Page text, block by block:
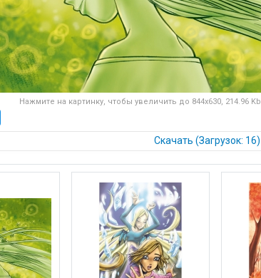
Нажмите на картинку, чтобы увеличить до 844x630, 214.96 Kb
Скачать (Загрузок: 16)